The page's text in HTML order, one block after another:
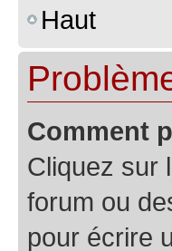
Haut
Comment
Cliquez sur
forum ou
pour écrire